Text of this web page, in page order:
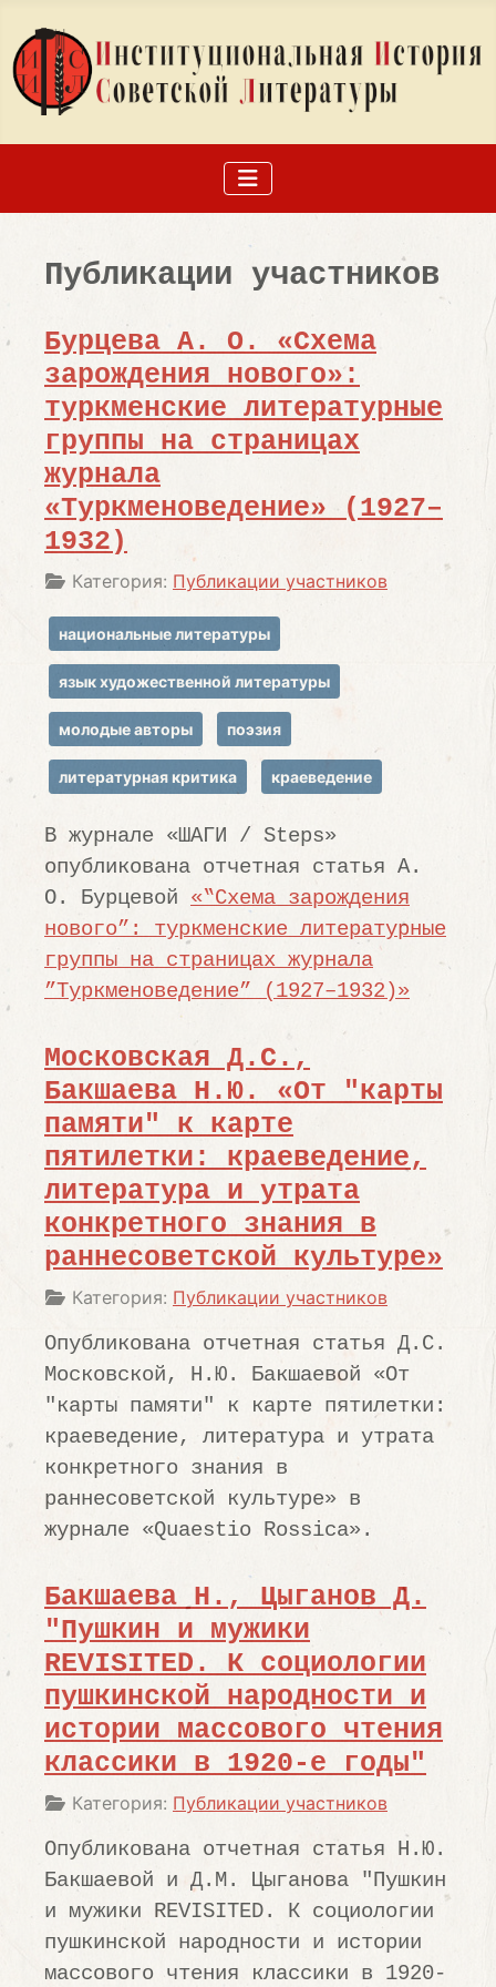
Публикации участников
Бурцева А. О. «Схема
зарождения нового»:
туркменские литературные
группы на страницах
журнала
«Туркменоведение» (1927–
1932)
Информация о материале
Категория: Публикации участников
национальные литературы
язык художественной литературы
молодые авторы поэзия
литературная критика краеведение
В журнале «ШАГИ / Steps»
опубликована отчетная статья А.
О. Бурцевой «‟Схема зарождения
нового”: туркменские литературные
группы на страницах журнала
”Туркменоведение” (1927–1932)»
Московская Д.С.,
Бакшаева Н.Ю. «От "карты
памяти" к карте
пятилетки: краеведение,
литература и утрата
конкретного знания в
раннесоветской культуре»
Информация о материале
Категория: Публикации участников
Опубликована отчетная статья Д.С.
Московской, Н.Ю. Бакшаевой «От
"карты памяти" к карте пятилетки:
краеведение, литература и утрата
конкретного знания в
раннесоветской культуре» в
журнале «Quaestio Rossica».
Бакшаева Н., Цыганов Д.
"Пушкин и мужики
REVISITED. К социологии
пушкинской народности и
истории массового чтения
классики в 1920-е годы"
Информация о материале
Категория: Публикации участников
Опубликована отчетная статья Н.Ю.
Бакшаевой и Д.М. Цыганова "Пушкин
и мужики REVISITED. К социологии
пушкинской народности и истории
массового чтения классики в 1920-